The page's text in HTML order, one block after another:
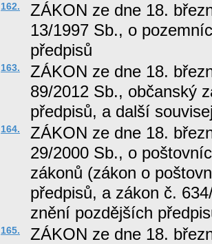
162.
ZÁKON ze dne 18.
13/1997 Sb., o
předpisů
163.
ZÁKON ze dne 18.
89/2012 Sb., občanský
předpisů, a další
164.
ZÁKON ze dne 18.
29/2000 Sb., o
zákonů (zákon o
předpisů, a zákon č.
znění pozdějších
165.
ZÁKON ze dne 18.